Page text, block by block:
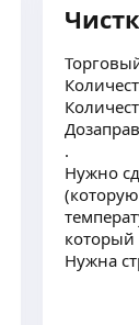
.
Нужно
Нужна